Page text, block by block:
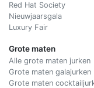
Red Hat Society
Nieuwjaarsgala
Luxury Fair
Grote maten
Alle grote maten jurken
Grote maten galajurken
Grote maten